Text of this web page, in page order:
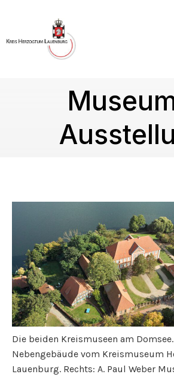
Die beiden Kreismuseen am
Nebengebäude vom Kreismuseum
Lauenburg. Rechts: A. Paul Weber